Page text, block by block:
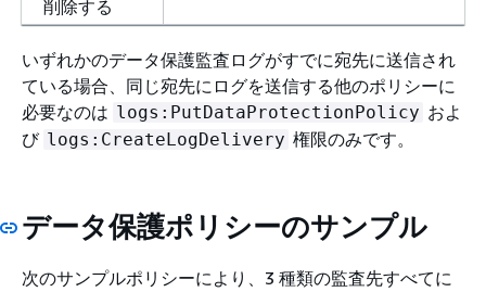
削除する
いずれかのデータ保護監査ログがすでに宛先に送信され
ている場合、同じ宛先にログを送信する他のポリシーに
必要なのは logs:PutDataProtectionPolicy およ
び logs:CreateLogDelivery 権限のみです。
データ保護ポリシーのサンプル
次のサンプルポリシーにより、3 種類の監査先すべてに